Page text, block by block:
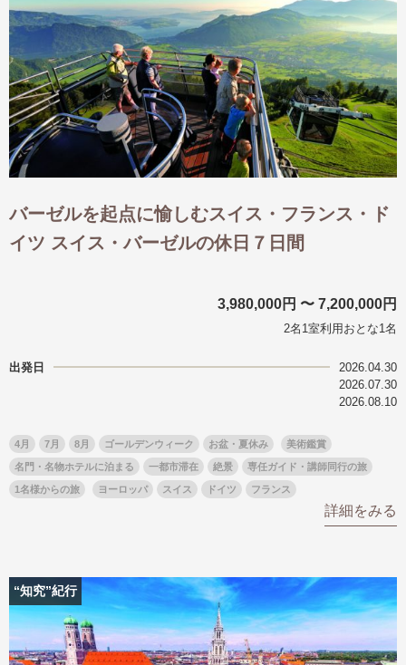
バーゼルを起点に愉しむスイス・フランス・ド
イツ スイス・バーゼルの休日７日間
3,980,000円 〜 7,200,000円
2名1室利用おとな1名
出発日
2026.04.30
2026.07.30
2026.08.10
4月 7月 8月 ゴールデンウィーク お盆・夏休み 美術鑑賞
名門・名物ホテルに泊まる 一都市滞在 絶景 専任ガイド・講師同行の旅
1名様からの旅 ヨーロッパ スイス ドイツ フランス
詳細をみる
“知究”紀行